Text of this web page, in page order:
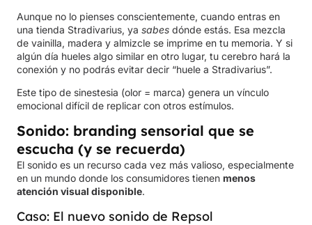
Aunque no lo pienses conscientemente, cuando entras en
una tienda Stradivarius, ya sabes dónde estás. Esa mezcla
de vainilla, madera y almizcle se imprime en tu memoria. Y si
algún día hueles algo similar en otro lugar, tu cerebro hará la
conexión y no podrás evitar decir “huele a Stradivarius”.
Este tipo de sinestesia (olor = marca) genera un vínculo
emocional difícil de replicar con otros estímulos.
Sonido: branding sensorial que se
escucha (y se recuerda)
El sonido es un recurso cada vez más valioso, especialmente
en un mundo donde los consumidores tienen menos
atención visual disponible.
Caso: El nuevo sonido de Repsol